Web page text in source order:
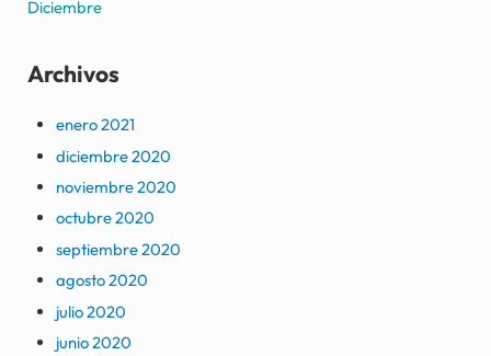
Diciembre
Archivos
enero 2021
diciembre 2020
noviembre 2020
octubre 2020
septiembre 2020
agosto 2020
julio 2020
junio 2020